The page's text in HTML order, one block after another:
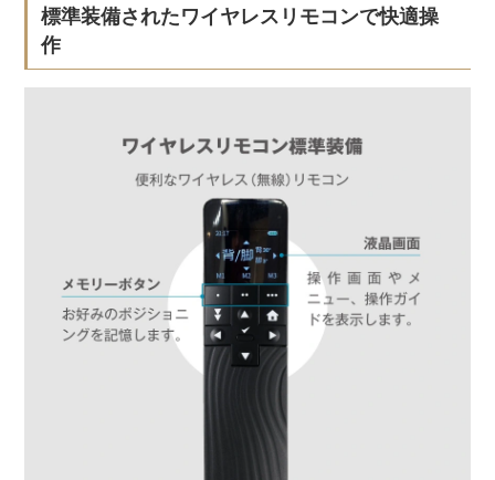
標準装備されたワイヤレスリモコンで快適操
作